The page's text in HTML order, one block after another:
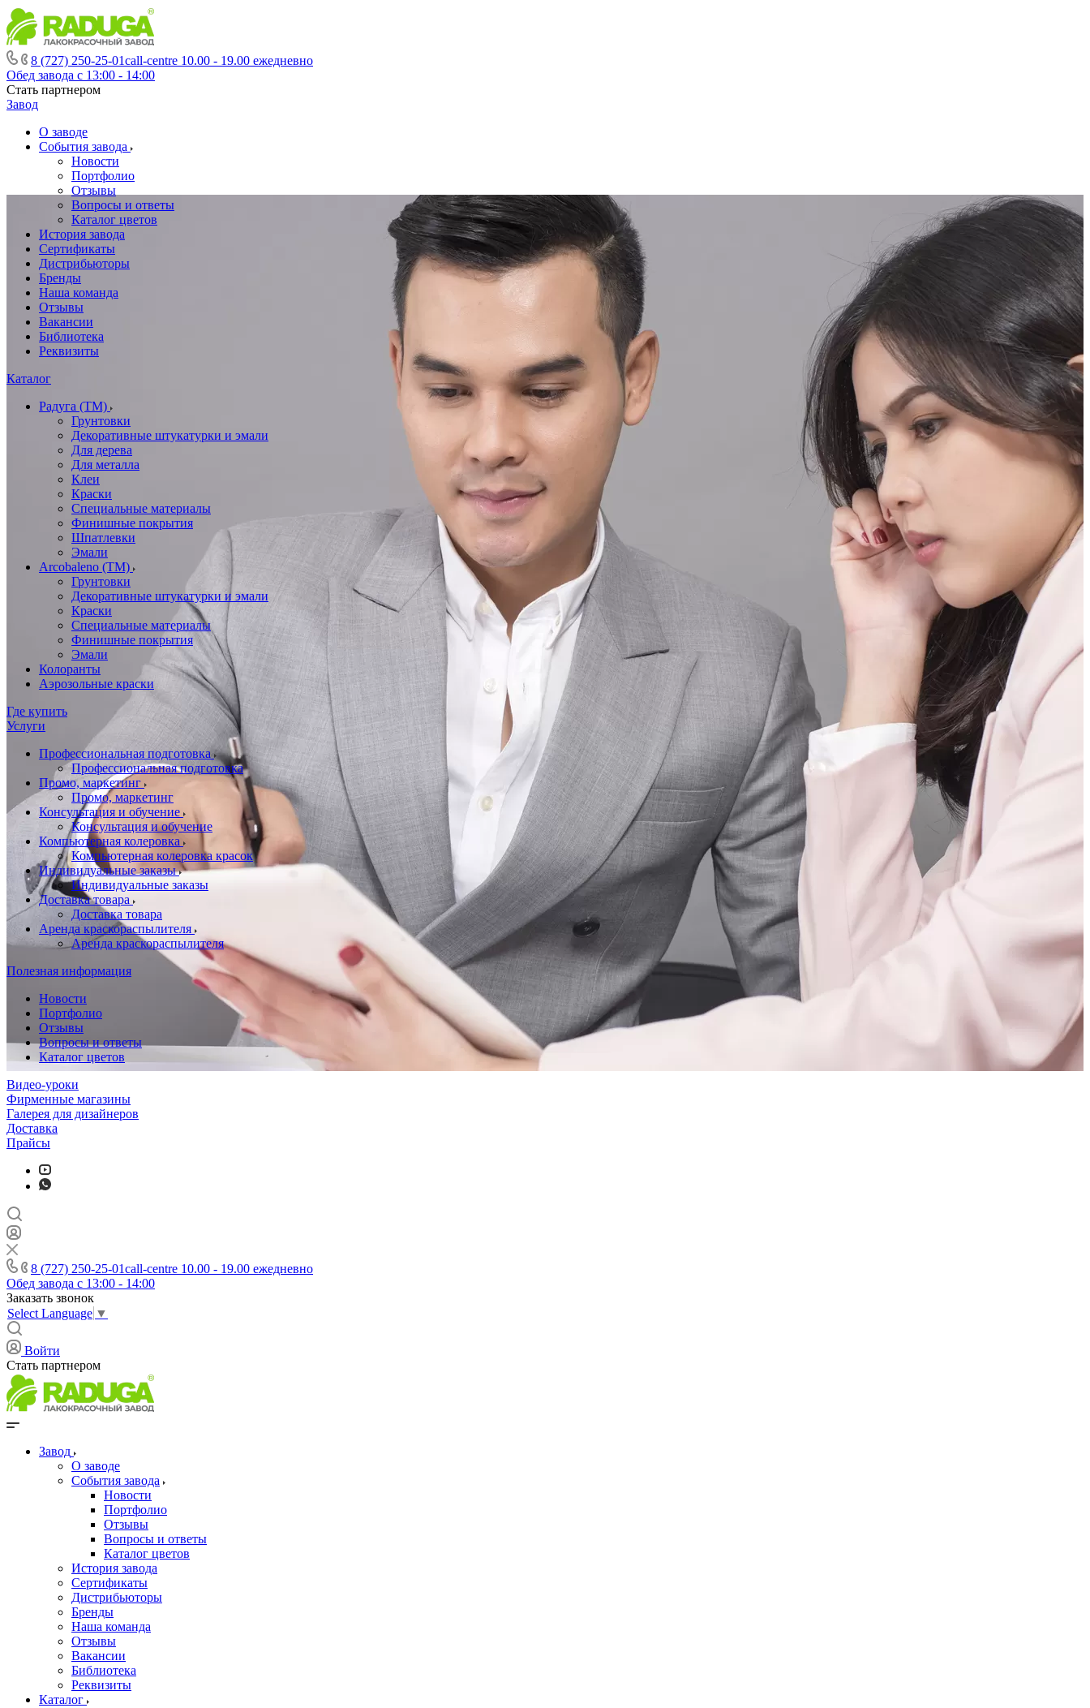
8 (727) 250-25-01call-centre 10.00 - 19.00 ежедневно
Обед завода с 13:00 - 14:00
Стать партнером
Завод
О заводе
События завода
Новости
Портфолио
Отзывы
Вопросы и ответы
Каталог цветов
История завода
Сертификаты
Дистрибьюторы
Бренды
Наша команда
Отзывы
Вакансии
Библиотека
Реквизиты
Каталог
Радуга (ТМ)
Грунтовки
Декоративные штукатурки и эмали
Для дерева
Для металла
Клеи
Краски
Специальные материалы
Финишные покрытия
Шпатлевки
Эмали
Arcobaleno (ТМ)
Грунтовки
Декоративные штукатурки и эмали
Краски
Специальные материалы
Финишные покрытия
Эмали
Колоранты
Аэрозольные краски
Где купить
Услуги
Профессиональная подготовка
Профессиональная подготовка
Промо, маркетинг
Промо, маркетинг
Консультация и обучение
Консультация и обучение
Компьютерная колеровка
Компьютерная колеровка красок
Индивидуальные заказы
Индивидуальные заказы
Доставка товара
Доставка товара
Аренда краскораспылителя
Аренда краскораспылителя
Полезная информация
Новости
Портфолио
Отзывы
Вопросы и ответы
Каталог цветов
Видео-уроки
Фирменные магазины
Галерея для дизайнеров
Доставка
Прайсы
8 (727) 250-25-01call-centre 10.00 - 19.00 ежедневно
Обед завода с 13:00 - 14:00
Заказать звонок
Select Language ▼
Войти
Стать партнером
Завод
О заводе
События завода
Новости
Портфолио
Отзывы
Вопросы и ответы
Каталог цветов
История завода
Сертификаты
Дистрибьюторы
Бренды
Наша команда
Отзывы
Вакансии
Библиотека
Реквизиты
Каталог